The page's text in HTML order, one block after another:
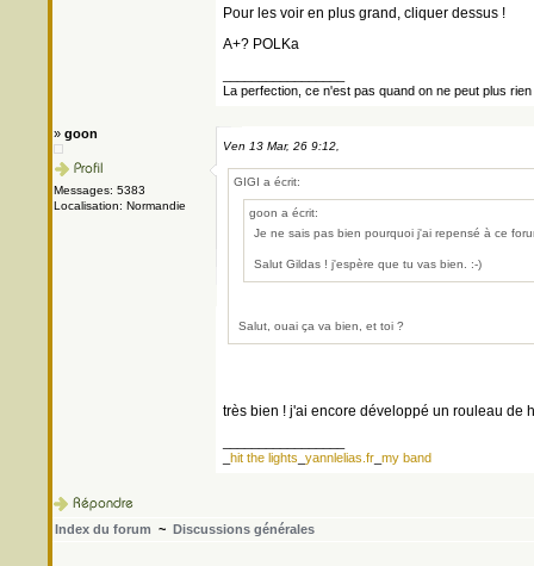
Pour les voir en plus grand, cliquer dessus !
A+? POLKa
La perfection, ce n'est pas quand on ne peut plus
» goon
Messages: 5383
Localisation: Normandie
Ven 13 Mar, 26 9:12,
GIGI a écrit:
goon a écrit:
Je ne sais pas bien pourquoi j'ai repensé à ce
Salut Gildas ! j'espère que tu vas bien. :-)
Salut, ouai ça va bien, et toi ?
très bien ! j'ai encore développé un rouleau de
hit the lights yannlelias.fr my band
Index du forum ~ Discussions générales